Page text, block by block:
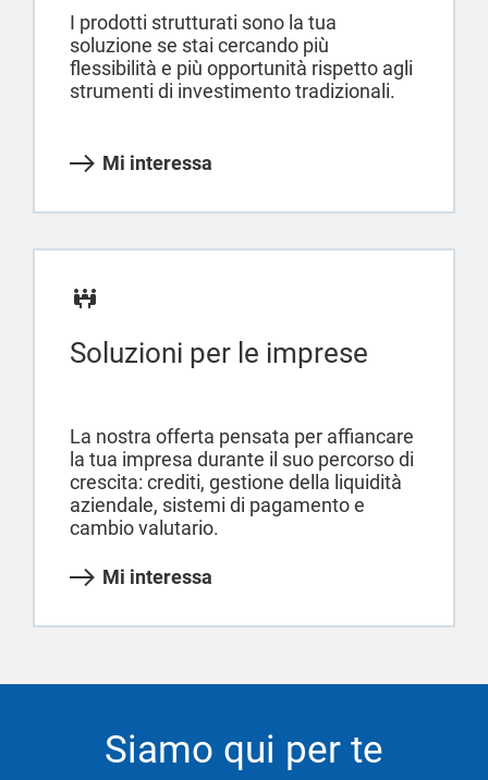
I prodotti strutturati sono la tua
soluzione se stai cercando più
flessibilità e più opportunità rispetto agli
strumenti di investimento tradizionali.
Mi interessa
Soluzioni per le imprese
La nostra offerta pensata per affiancare
la tua impresa durante il suo percorso di
crescita: crediti, gestione della liquidità
aziendale, sistemi di pagamento e
cambio valutario.
Mi interessa
Siamo qui per te